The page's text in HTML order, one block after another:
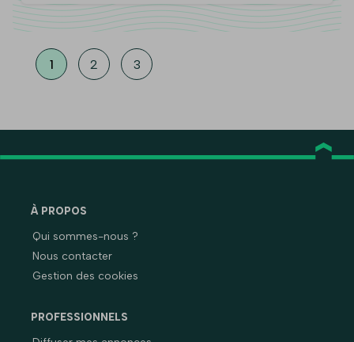
1 2 3
À PROPOS
Qui sommes-nous ?
Nous contacter
Gestion des cookies
PROFESSIONNELS